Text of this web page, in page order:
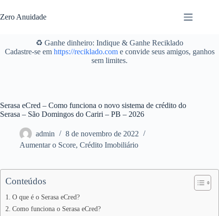
para
o
Zero Anuidade
♻️ Ganhe dinheiro: Indique & Ganhe Reciklado
Cadastre-se em https://reciklado.come convide seus amigos, ganhos
sem limites.
Serasa eCred – Como funciona o novo sistema de crédito do
Serasa – São Domingos do Cariri – PB – 2026
admin
8 de novembro de 2022
Aumentar o Score, Crédito Imobiliário
Conteúdos
O que é o Serasa eCred?
Como funciona o Serasa eCred?